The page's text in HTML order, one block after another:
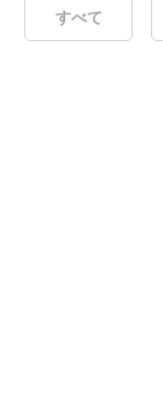
すべて